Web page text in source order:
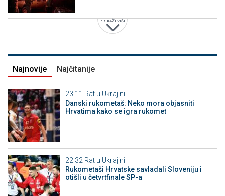
PRIKAŽI VIŠE
Najnovije Najčitanije
23:11 Rat u Ukrajini
Danski rukometaš: Neko mora objasniti
Hrvatima kako se igra rukomet
22:32 Rat u Ukrajini
Rukometaši Hrvatske savladali Sloveniju i
otišli u četvrtfinale SP-a